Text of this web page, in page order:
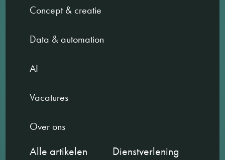
Concept & creatie
Data & automation
AI
Vacatures
Over ons
Alle artikelen
Dienstverlening